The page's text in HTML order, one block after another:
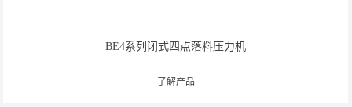
BE4系列闭式四点落料压力机
了解产品